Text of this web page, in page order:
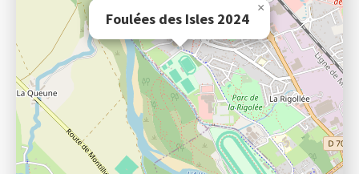
Foulées des Isles 2024
×